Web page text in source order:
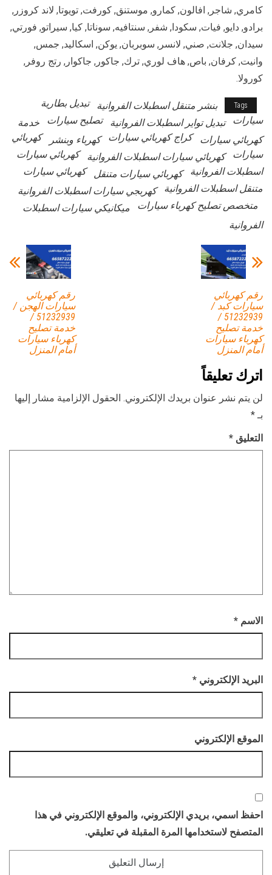
كامري, شاجر, افالون, كمارو, موستنق, كورفت, تويوتا, لاند كروزر,
برادو, دايو, فيات, سكودا, شفر, سنتافيه, سوناتا, كيا, سيراتو, فورتي,
سيدان, جلانت, صني, لانسر, سوبربان, يوكن, اسكاليد, جمس,
وانيت, كرفان, باص, هاف لوري, ترك, جاكور, جاكوار, رتج روفر,
كورولا.
Tags بنشر متنقل اسطبلات الفروانية
تبديل بطارية
سيارات
تبديل تواير اسطبلات الفروانية تصليح سيارات
خدمة
كهربائي سيارات
كراج كهربائي سيارات كهرباء وبنشر
كهربائي
سيارات
كهربائي سيارات اسطبلات الفروانية
كهربائي سيارات
اسطبلات الفروانية
كهربائي سيارات متنقل
كهربائي سيارات
متنقل اسطبلات الفروانية
كهربجي سيارات اسطبلات الفروانية
متخصص تصليح كهرباء سيارات
ميكانيكي سيارات اسطبلات
الفروانية
رقم كهربائي
سيارات الهجن /
51232939‬ /
خدمة تصليح
كهرباء سيارات
أمام المنزل
رقم كهربائي
سيارات كبد /
51232939‬ /
خدمة تصليح
كهرباء سيارات
أمام المنزل
اترك تعليقاً
لن يتم نشر عنوان بريدك الإلكتروني. الحقول الإلزامية مشار إليها
بـ *
التعليق *
الاسم *
البريد الإلكتروني *
الموقع الإلكتروني
احفظ اسمي، بريدي الإلكتروني، والموقع الإلكتروني في هذا
المتصفح لاستخدامها المرة المقبلة في تعليقي.